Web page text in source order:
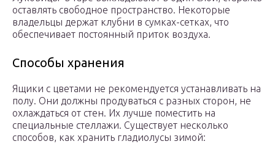
оставлять свободное пространство. Некоторые
владельцы держат клубни в сумках-сетках, что
обеспечивает постоянный приток воздуха.
Способы хранения
Ящики с цветами не рекомендуется устанавливать на
полу. Они должны продуваться с разных сторон, не
охлаждаться от стен. Их лучше поместить на
специальные стеллажи. Существует несколько
способов, как хранить гладиолусы зимой: